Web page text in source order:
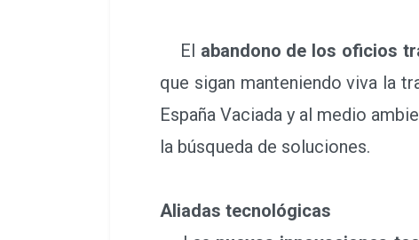
El abandono de los oficios
que sigan manteniendo viva la
España Vaciada y al medio
la búsqueda de soluciones.
Aliadas tecnológicas